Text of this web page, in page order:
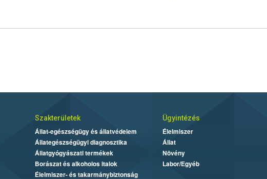
Szakterületek
Állat-egészségügy és állatvédelem
Állategészségügyi diagnosztika
Állatgyógyászati termékek
Borászat és alkoholos italok
Élelmiszer- és takarmánybiztonság
Ügyintézés
Élelmiszer
Állat
Növény
Labor/Egyéb